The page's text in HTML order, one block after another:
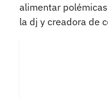
alimentar
la dj y creadora de